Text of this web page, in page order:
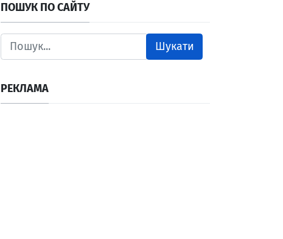
ПОШУК ПО САЙТУ
Шукати
РЕКЛАМА